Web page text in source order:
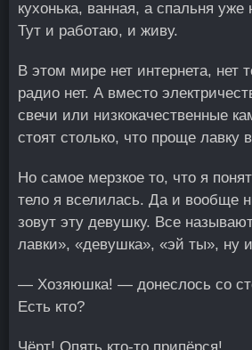
кухонька, ванная, а спальня уже
Тут и работаю, и живу.
В этом мире нет интернета, нет
радио нет. А вместо
свечи или низкокачественные
стоят столько, что проще лавку
Но самое мерзкое то, что я
тело я вселилась. Да и вообще
зовут эту девушку. Все
лавки», «девушка», «эй ты», ну
— Хозяюшка! — донеслось со
Есть кто?